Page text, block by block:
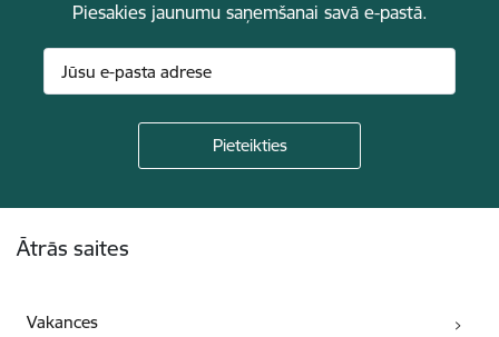
Piesakies jaunumu saņemšanai savā e-pastā.
Ātrās saites
Vakances